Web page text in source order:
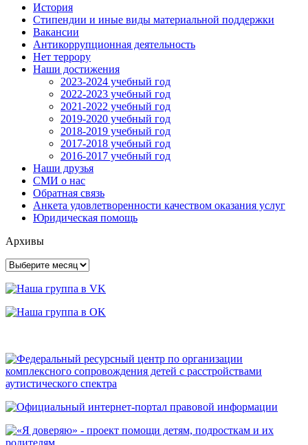
История
Стипендии и иные виды материальной поддержки
Вакансии
Антикоррупционная деятельность
Нет террору
Наши достижения
2023-2024 учебный год
2022-2023 учебный год
2021-2022 учебный год
2019-2020 учебный год
2018-2019 учебный год
2017-2018 учебный год
2016-2017 учебный год
Наши друзья
СМИ о нас
Обратная связь
Анкета удовлетворенности качеством оказания услуг
Юридическая помощь
Архивы
Архивы